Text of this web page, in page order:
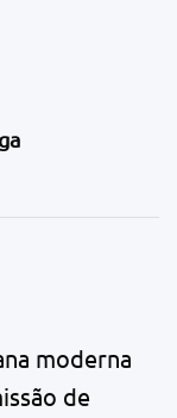
moderna
de